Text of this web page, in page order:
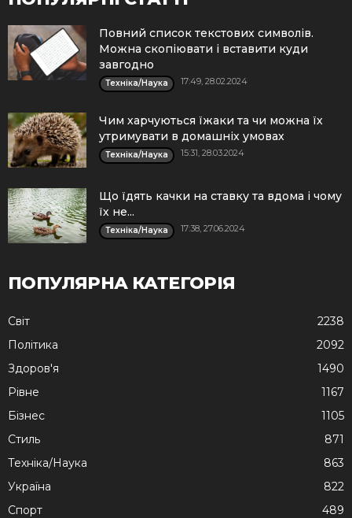
Повний список текстових символів.
Можна скопіювати і вставити куди
завгодно
Техніка/Наука 17:49, 28.02.2024
Чим харчуються їжаки та чи можна їх
утримувати в домашніх умовах
Техніка/Наука 15:31, 28.03.2024
Що їдять качки на ставку та вдома і чому
їх не...
Техніка/Наука 17:38, 27.06.2024
ПОПУЛЯРНА КАТЕГОРІЯ
Cвіт
2238
Політика
2092
Здоров'я
1490
Рівне
1167
Бізнес
1105
Стиль
871
Техніка/Наука
863
Україна
822
Спорт
489